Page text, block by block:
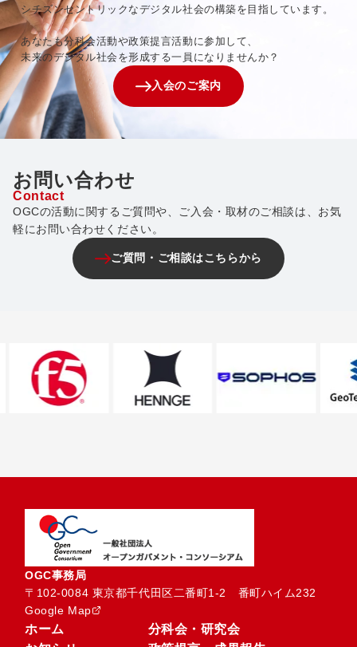
シチズンセントリックなデジタル社会の構築を目指しています。
あなたも分科会活動や政策提言活動に参加して、
未来のデジタル社会を形成する一員になりませんか？
入会のご案内
お問い合わせ
Contact
OGCの活動に関するご質問や、ご入会・取材のご相談は、お気
軽にお問い合わせください。
ご質問・ご相談はこちらから
OGC事務局
〒102-0084 東京都千代田区二番町1-2　番町ハイム232
Google Map
ホーム
分科会・研究会